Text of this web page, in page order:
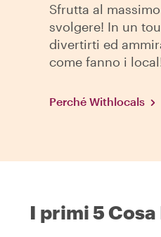
Sfrutta al
svolgere! In un
divertirti ed
come fanno i
Perché Withlocals
I primi 5